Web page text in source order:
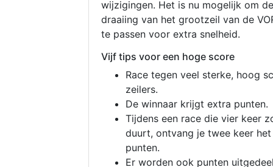
wijzigingen. Het is nu mogelijk om de
draaiing van het grootzeil van de
te passen voor extra snelheid.
Vijf tips voor een hoge score
Race tegen veel sterke, hoog
zeilers.
De winnaar krijgt extra punten.
Tijdens een race die vier keer
duurt, ontvang je twee keer
punten.
Er worden ook punten